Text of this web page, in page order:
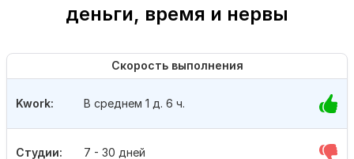
деньги, время и нервы
Скорость выполнения
Студии: 7 - 30 дней
Kwork: В среднем 1 д. 6 ч.